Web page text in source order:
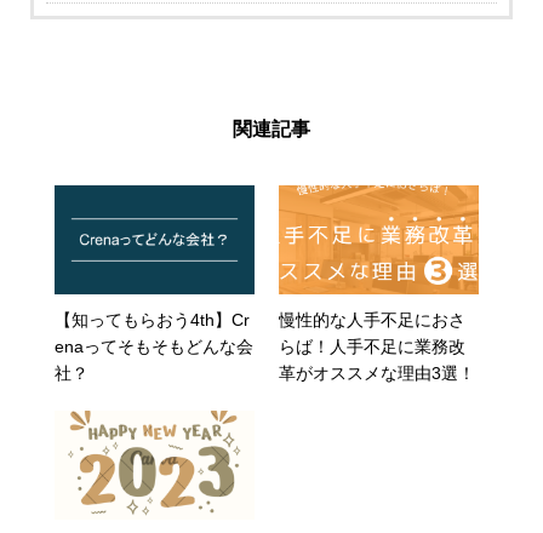
関連記事
【知ってもらおう4th】Cr
enaってそもそもどんな会
社？
慢性的な人手不足におさ
らば！人手不足に業務改
革がオススメな理由3選！